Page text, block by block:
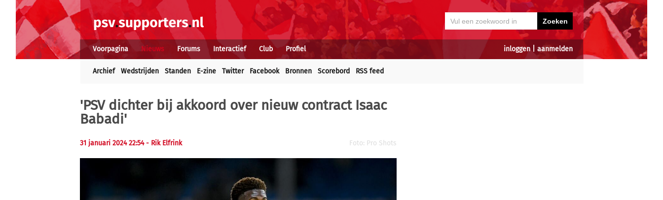
inloggen| aanmelden
Voorpagina Nieuws Forums Interactief Club Profiel
Archief Wedstrijden Standen E-zine Twitter Facebook Bronnen Scorebord RSS feed
'PSV dichter bij akkoord over nieuw contract Isaac
Babadi'
31 januari 2024 22:54 - Rik Elfrink Foto: Pro Shots